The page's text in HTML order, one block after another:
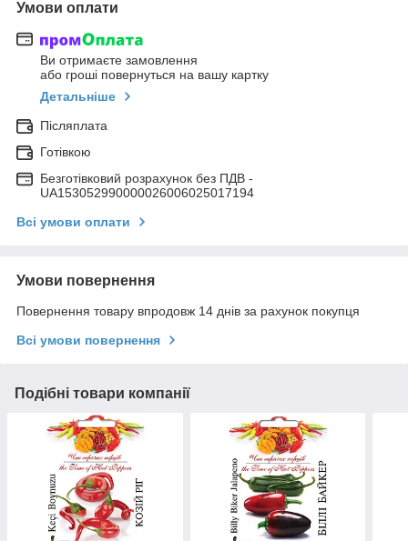
Умови оплати
Ви отримаєте замовлення
або гроші повернуться на вашу картку
Детальніше
Післяплата
Готівкою
Безготівковий розрахунок без ПДВ -
UA153052990000026006025017194
Всі умови оплати
Умови повернення
Повернення товару впродовж 14 днів за рахунок покупця
Всі умови повернення
Подібні товари компанії